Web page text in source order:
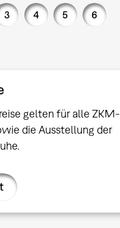
3 4 5 6
gelten für alle ZKM-
die Ausstellung der